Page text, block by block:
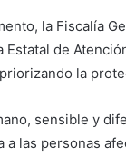
la Fiscalía
Estatal de
la
sensible y
a las personas